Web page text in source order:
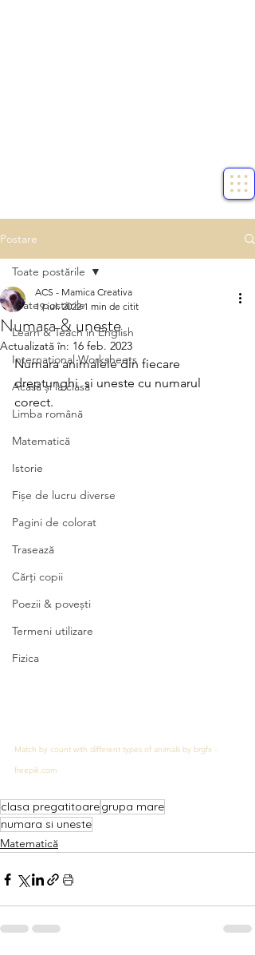
Postare
Toate postările
Learn & Teach in English
International Worksheets
Acasă și la clasă
Limba română
Matematică
Istorie
Fișe de lucru diverse
Pagini de colorat
Trasează
Cărți copii
Poezii & povești
Termeni utilizare
Fizica
Toate postările
Numara & uneste
ACS - Mamica Creativa
19 iul. 2022 1 min de citit
Actualizată în: 16 feb. 2023
Numara animalele din fiecare
dreptunghi  si uneste cu numarul
corect.
Match by count with different types of animals by brgfx -
freepik.com
clasa pregatitoaregrupa mare
numara si uneste
Matematică